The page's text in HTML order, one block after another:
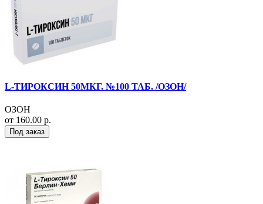
L-ТИРОКСИН 50МКГ. №100 ТАБ. /ОЗОН/
ОЗОН
от 160.00 р.
Под заказ